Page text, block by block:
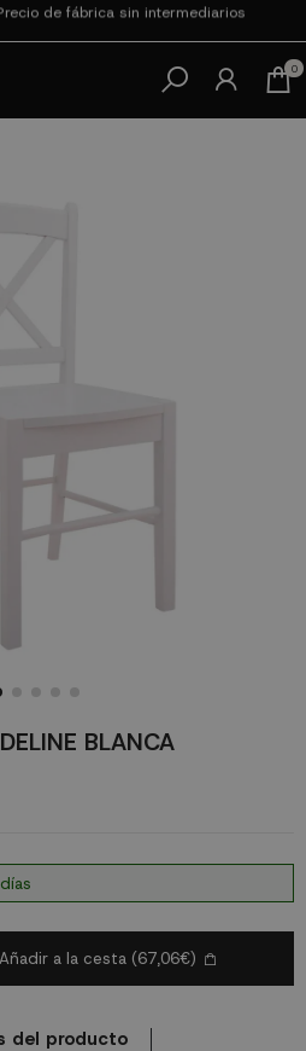
INTERESES con SeQura
0
BLANCA
Añadir a la cesta (67,06€)
del producto